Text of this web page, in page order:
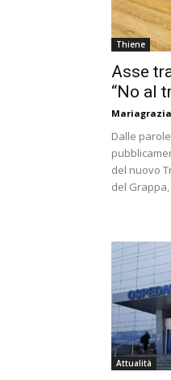
Thiene
Asse
“No al
Dalle
del nuovo
del
Attualità